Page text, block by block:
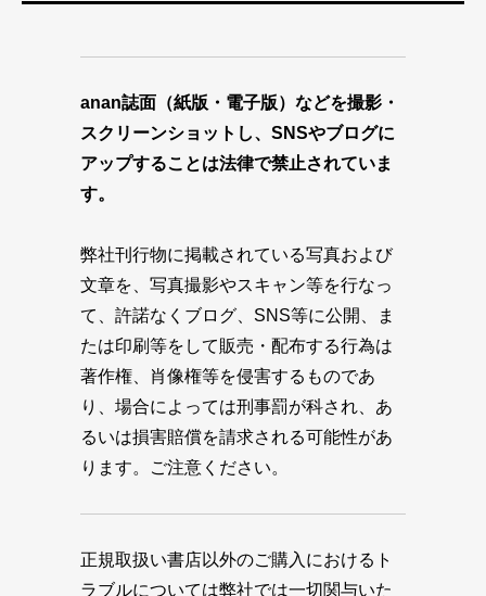
anan誌面（紙版・電子版）などを撮影・
スクリーンショットし、SNSやブログに
アップすることは法律で禁止されていま
す。
弊社刊行物に掲載されている写真および
文章を、写真撮影やスキャン等を行なっ
て、許諾なくブログ、SNS等に公開、ま
たは印刷等をして販売・配布する行為は
著作権、肖像権等を侵害するものであ
り、場合によっては刑事罰が科され、あ
るいは損害賠償を請求される可能性があ
ります。ご注意ください。
正規取扱い書店以外のご購入におけるト
ラブルについては弊社では一切関与いた